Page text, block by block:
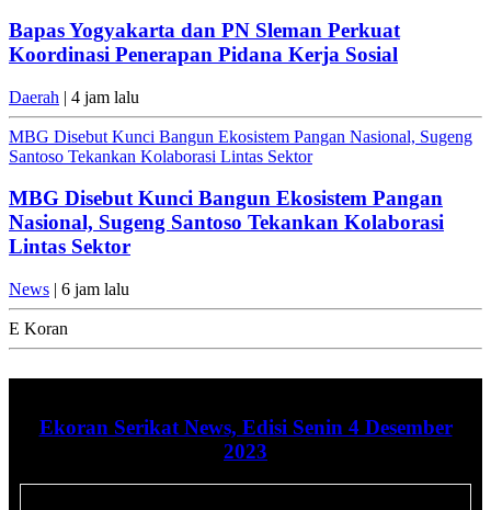
Bapas Yogyakarta dan PN Sleman Perkuat
Koordinasi Penerapan Pidana Kerja Sosial
Daerah | 4 jam lalu
MBG Disebut Kunci Bangun Ekosistem Pangan Nasional, Sugeng
Santoso Tekankan Kolaborasi Lintas Sektor
MBG Disebut Kunci Bangun Ekosistem Pangan
Nasional, Sugeng Santoso Tekankan Kolaborasi
Lintas Sektor
News | 6 jam lalu
E Koran
Ekoran Serikat News, Edisi Senin 4 Desember
2023